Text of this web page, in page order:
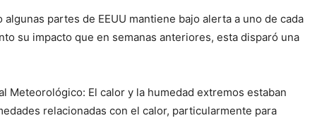
partes de EEUU mantiene bajo alerta a uno de cada
su impacto que en semanas anteriores, esta disparó una
Meteorológico: El calor y la humedad extremos estaban
relacionadas con el calor, particularmente para